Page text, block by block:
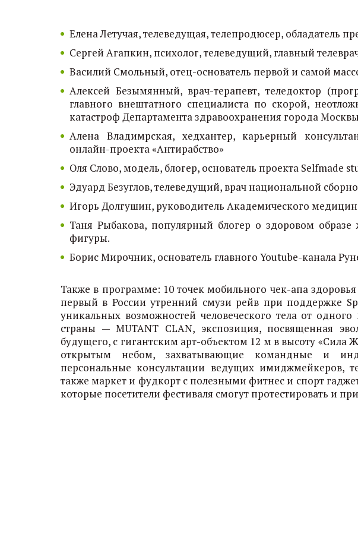
Елена Летучая, телеведущая, телепродюсер, обладатель
Сергей Агапкин, психолог, телеведущий, главный
Василий Смольный, отец-основатель первой и самой
Алексей Безымянный, врач-терапевт, теледоктор
главного внештатного специалиста по скорой,
катастроф Департамента здравоохранения города
Алена Владимрская, хедхантер, карьерный
онлайн-проекта «Антирабство»
Оля Слово, модель, блогер, основатель проекта Selfmade
Эдуард Безуглов, телеведущий, врач национальной
Игорь Долгушин, руководитель Академического
Таня Рыбакова, популярный блогер о здоровом
фигуры.
Борис Мирочник, основатель главного Youtube-канала
Также в программе: 10 точек мобильного чек-апа
первый в России утренний смузи рейв при поддержке
уникальных возможностей человеческого тела от
страны — MUTANT CLAN, экспозиция, посвященная
будущего, с гигантским арт-объектом 12 м в высоту «Сила
открытым небом, захватывающие командные и
персональные консультации ведущих имиджмейкеров,
также маркет и фудкорт с полезными фитнес и спорт
которые посетители фестиваля смогут протестировать и